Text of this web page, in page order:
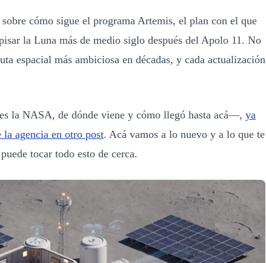
cómo sigue el programa Artemis, el plan con el que
la Luna más de medio siglo después del Apolo 11. No
espacial más ambiciosa en décadas, y cada actualización
la NASA, de dónde viene y cómo llegó hasta acá—, ya
agencia en otro post. Acá vamos a lo nuevo y a lo que te
tocar todo esto de cerca.